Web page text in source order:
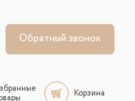
Обратный звонок
Корзина